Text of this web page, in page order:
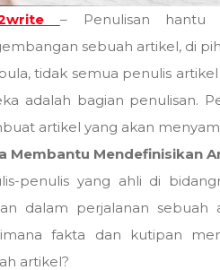
– Penulisan hantu
sebuah artikel, di
tidak semua penulis
adalah bagian penulisan.
artikel yang akan
Membantu Mendefinisikan
penulis yang ahli di
dalam perjalanan sebuah
fakta dan kutipan
artikel?